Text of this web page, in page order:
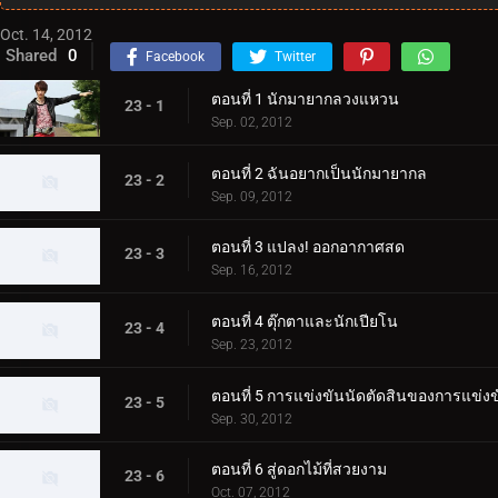
Oct. 14, 2012
Shared 0 Facebook Twitter
23 - 1 ตอนที่ 1 นักมายากลวงแหวน
Sep. 02, 2012
23 - 2 ตอนที่ 2 ฉันอยากเป็นนักมายากล
Sep. 09, 2012
23 - 3 ตอนที่ 3 แปลง! ออกอากาศสด
Sep. 16, 2012
23 - 4 ตอนที่ 4 ตุ๊กตาและนักเปียโน
Sep. 23, 2012
23 - 5 ตอนที่ 5 การแข่งขันนัดตัดสินของการแข่ง
Sep. 30, 2012
23 - 6 ตอนที่ 6 สู่ดอกไม้ที่สวยงาม
Oct. 07, 2012